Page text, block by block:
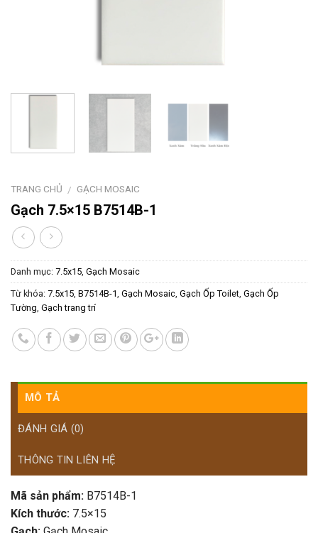
TRANG CHỦ / GẠCH MOSAIC
Gạch 7.5×15 B7514B-1
Danh mục: 7.5x15, Gạch Mosaic
Từ khóa: 7.5x15, B7514B-1, Gạch Mosaic, Gạch Ốp Toilet, Gạch Ốp
Tường, Gạch trang trí
MÔ TẢ
ĐÁNH GIÁ (0)
THÔNG TIN LIÊN HỆ
Mã sản phẩm: B7514B-1
Kích thước: 7.5×15